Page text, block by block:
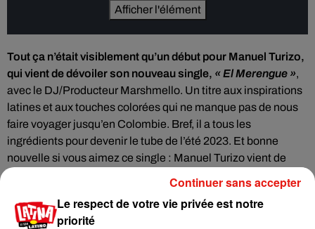
Afficher l'élément
Tout ça n’était visiblement qu’un début pour Manuel Turizo,
qui vient de dévoiler son nouveau single, « El Merengue »,
avec le DJ/Producteur Marshmello. Un titre aux inspirations
latines et aux touches colorées qui ne manque pas de nous
faire voyager jusqu’en Colombie. Bref, il a tous les
ingrédients pour devenir le tube de l’été 2023. Et bonne
nouvelle si vous aimez ce single : Manuel Turizo vient de
Pour fêter ça, vous avez déjà pu entendre
Le respect de votre vie privée est notre
priorité
Continuer sans accepter